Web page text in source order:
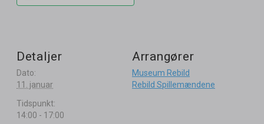
Detaljer
Dato:
11. januar
Tidspunkt:
14:00 - 17:00
Arrangører
Museum Rebild
Rebild Spillemændene